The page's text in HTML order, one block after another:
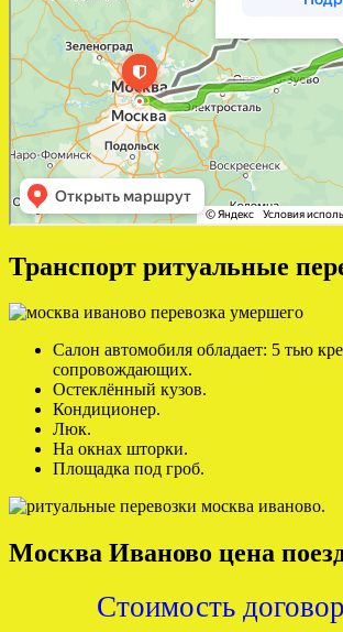
Транспорт ритуальные
Салон автомобиля обладает: 5 тью
сопровождающих.
Остеклённый кузов.
Кондиционер.
Люк.
На окнах шторки.
Площадка под гроб.
Москва Иваново цена
Стоимость